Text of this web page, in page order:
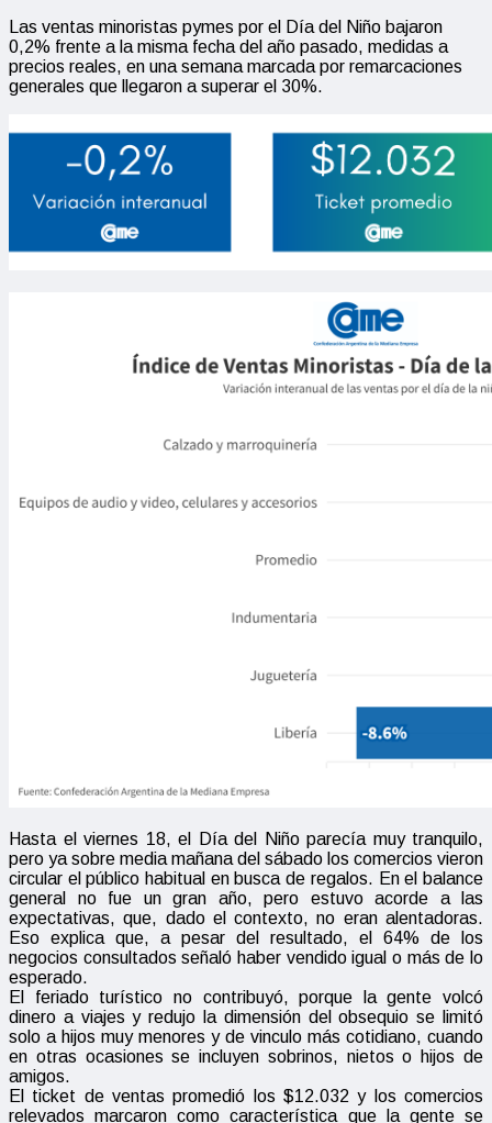
Las ventas minoristas pymes por el Día del Niño bajaron
0,2% frente a la misma fecha del año pasado, medidas a
precios reales, en una semana marcada por remarcaciones
generales que llegaron a superar el 30%.
Hasta el viernes 18, el Día del Niño parecía muy tranquilo,
pero ya sobre media mañana del sábado los comercios vieron
circular el público habitual en busca de regalos. En el balance
general no fue un gran año, pero estuvo acorde a las
expectativas, que, dado el contexto, no eran alentadoras.
Eso explica que, a pesar del resultado, el 64% de los
negocios consultados señaló haber vendido igual o más de lo
esperado.
El feriado turístico no contribuyó, porque la gente volcó
dinero a viajes y redujo la dimensión del obsequio se limitó
solo a hijos muy menores y de vinculo más cotidiano, cuando
en otras ocasiones se incluyen sobrinos, nietos o hijos de
amigos.
El ticket de ventas promedió los $12.032 y los comercios
relevados marcaron como característica que la gente se